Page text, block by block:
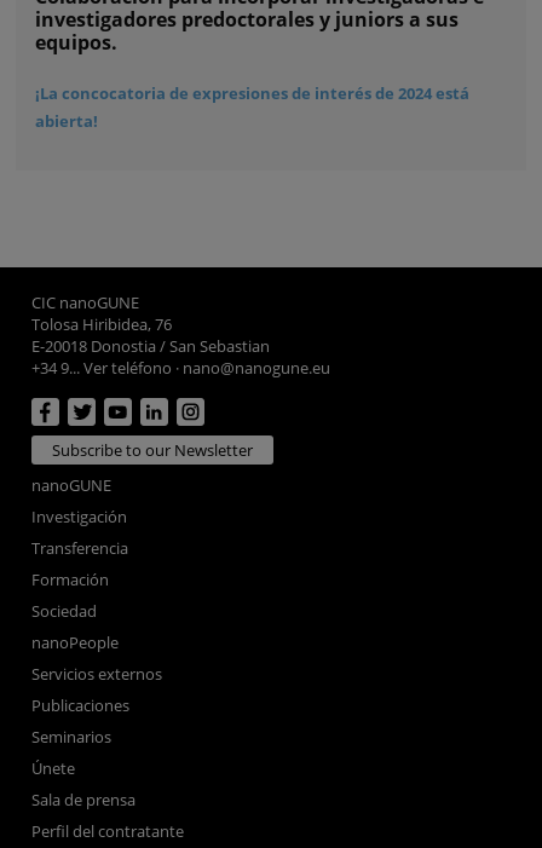
investigadores predoctorales y juniors a sus
equipos.
¡La concocatoria de expresiones de interés de 2024 está
abierta!
CIC nanoGUNE
Tolosa Hiribidea, 76
E-20018 Donostia / San Sebastian
+34 9... Ver teléfono · nano@nanogune.eu
Subscribe to our Newsletter
nanoGUNE
Investigación
Transferencia
Formación
Sociedad
nanoPeople
Servicios externos
Publicaciones
Seminarios
Únete
Sala de prensa
Perfil del contratante